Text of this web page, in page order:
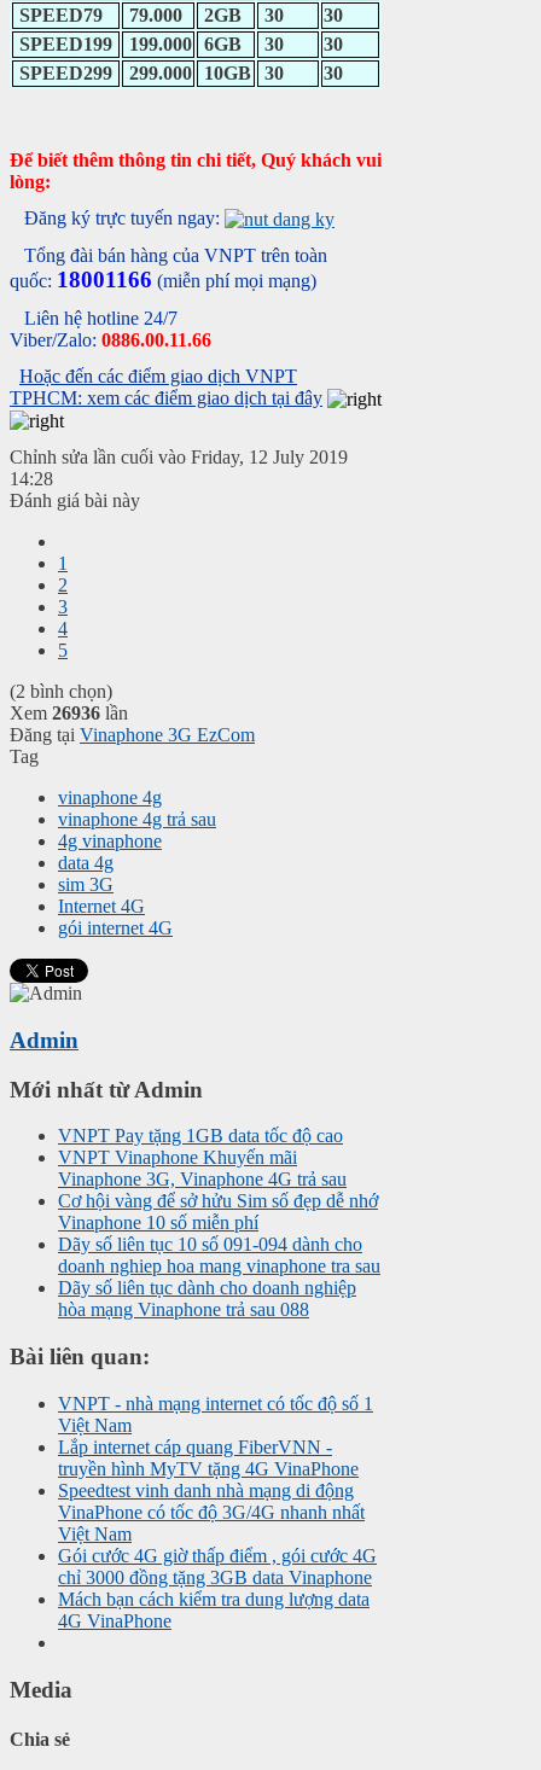
SPEED79 79.000 2GB 30
30
SPEED199
199.000 6GB 30
30
SPEED299
299.000 10GB 30 30
Để biết thêm thông tin chi tiết, Quý khách vui
lòng:
Đăng ký trực tuyến ngay:
Tổng đài bán hàng của VNPT trên toàn
quốc: 18001166 (miễn phí mọi mạng)
Liên hệ hotline 24/7
Viber/Zalo: 0886.00.11.66
Hoặc đến các điểm giao dịch VNPT
TPHCM: xem các điểm giao dịch tại đây
Chỉnh sửa lần cuối vào Friday, 12 July 2019
14:28
Đánh giá bài này
1
2
3
4
5
(2 bình chọn)
Xem 26936 lần
Đăng tại Vinaphone 3G EzCom
Tag
vinaphone 4g
vinaphone 4g trả sau
4g vinaphone
data 4g
sim 3G
Internet 4G
gói internet 4G
Admin
Mới nhất từ Admin
VNPT Pay tặng 1GB data tốc độ cao
VNPT Vinaphone Khuyến mãi
Vinaphone 3G, Vinaphone 4G trả sau
Cơ hội vàng để sở hửu Sim số đẹp dễ nhớ
Vinaphone 10 số miễn phí
Dãy số liên tục 10 số 091-094 dành cho
doanh nghiep hoa mang vinaphone tra sau
Dãy số liên tục dành cho doanh nghiệp
hòa mạng Vinaphone trả sau 088
Bài liên quan:
VNPT - nhà mạng internet có tốc độ số 1
Việt Nam
Lắp internet cáp quang FiberVNN -
truyền hình MyTV tặng 4G VinaPhone
Speedtest vinh danh nhà mạng di động
VinaPhone có tốc độ 3G/4G nhanh nhất
Việt Nam
Gói cước 4G giờ thấp điểm , gói cước 4G
chỉ 3000 đồng tặng 3GB data Vinaphone
Mách bạn cách kiểm tra dung lượng data
4G VinaPhone
Media
Chia sẻ